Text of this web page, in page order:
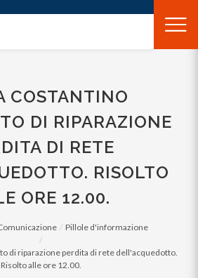
COSTANTINO
DI RIPARAZIONE
DI RETE
RISOLTO
ORE 12.00.
Pillole d'informazione
di riparazione perdita di rete dell'acquedotto.
Risolto alle ore 12.00.